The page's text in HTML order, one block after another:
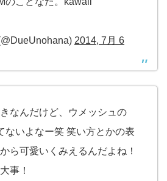
2014, 7月 6
なんだけど、ウメッシュの
ないよなー笑 笑い方とかの表
ら可愛いくみえるんだよね！
事！